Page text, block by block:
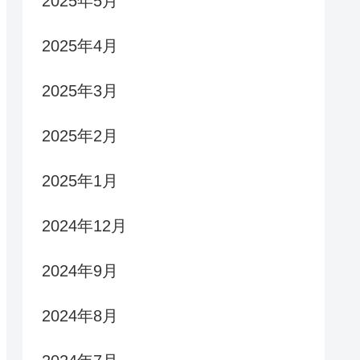
2025年4月
2025年3月
2025年2月
2025年1月
2024年12月
2024年9月
2024年8月